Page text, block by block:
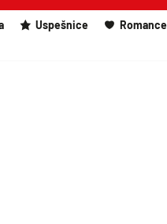
u
c
t
Uspešnice Romance